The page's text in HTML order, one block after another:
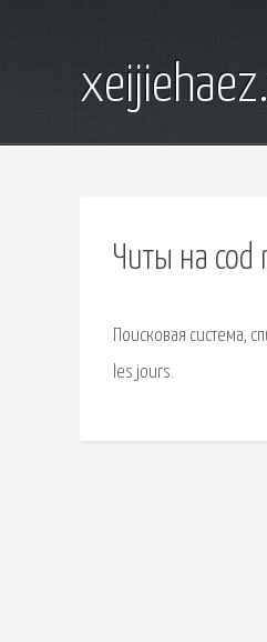
Читы на cod
Поисковая сиcтема,
les jours.